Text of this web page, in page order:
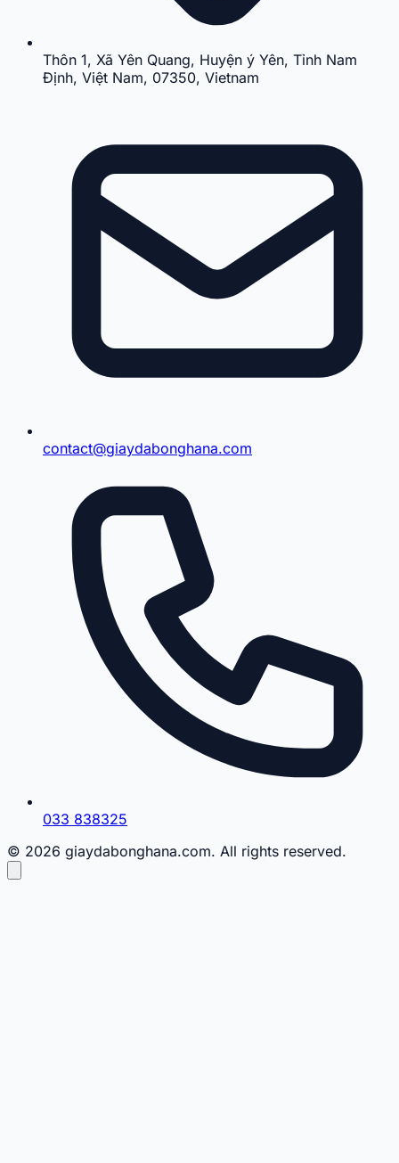
Thôn 1, Xã Yên Quang, Huyện ý Yên, Tỉnh Nam
Định, Việt Nam, 07350, Vietnam
contact@giaydabonghana.com
033 838325
© 2026 giaydabonghana.com. All rights reserved.